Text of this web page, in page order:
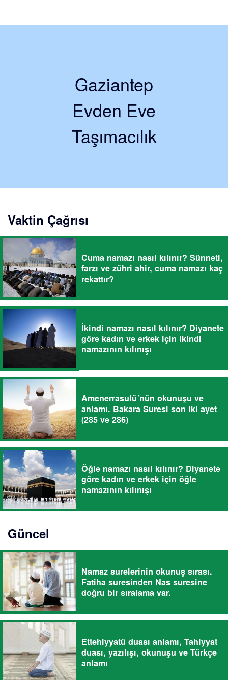
Gaziantep
Evden Eve
Taşımacılık
Vaktin Çağrısı
Cuma namazı nasıl kılınır? Sünneti,
farzı ve zühri ahir, cuma namazı kaç
rekattır?
İkindi namazı nasıl kılınır? Diyanete
göre kadın ve erkek için ikindi
namazının kılınışı
Amenerrasulü´nün okunuşu ve
anlamı. Bakara Suresi son iki ayet
(285 ve 286)
Öğle namazı nasıl kılınır? Diyanete
göre kadın ve erkek için öğle
namazının kılınışı
Güncel
Namaz surelerinin okunuş sırası.
Fatiha suresinden Nas suresine
doğru bir sıralama var.
Ettehiyyatü duası anlamı, Tahiyyat
duası, yazılışı, okunuşu ve Türkçe
anlamı